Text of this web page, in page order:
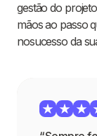
gestão do
mãos ao passo
nosucesso da